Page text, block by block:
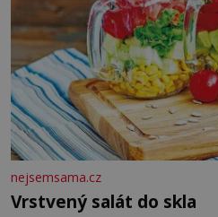
nejsemsama.cz
Vrstvený salát do skla